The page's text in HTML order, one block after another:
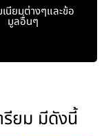
เนียมต่างๆและข้อ
มูลอื่นๆ
รียม มีดังนี้